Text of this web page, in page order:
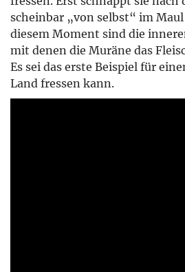
scheinbar „von selbst“ im
diesem Moment sind die
mit denen die Muräne das
Es sei das erste Beispiel für
Land fressen kann.